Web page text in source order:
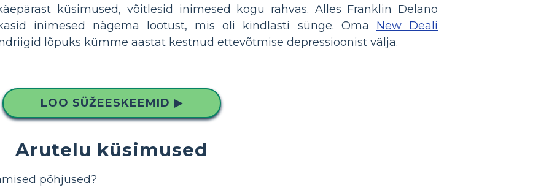
küsimused, võitlesid inimesed kogu rahvas. Alles Franklin Delano
inimesed nägema lootust, mis oli kindlasti sünge. Oma New Deali
lõpuks kümme aastat kestnud ettevõtmise depressioonist välja.
LOO SÜŽEESKEEMID ▶
Arutelu küsimused
põhjused?